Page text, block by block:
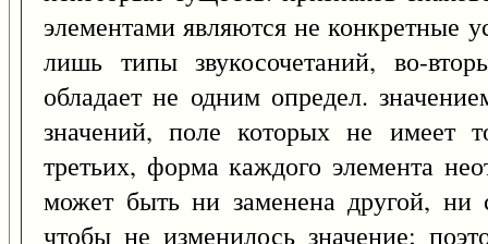
элементами являются не конкретные
лишь типы звукосочетаний, во-
обладает не одним определ.
значений, поле которых не имеет
третьих, форма каждого элемента
может быть ни заменена другой, ни
чтобы не изменилось значение;